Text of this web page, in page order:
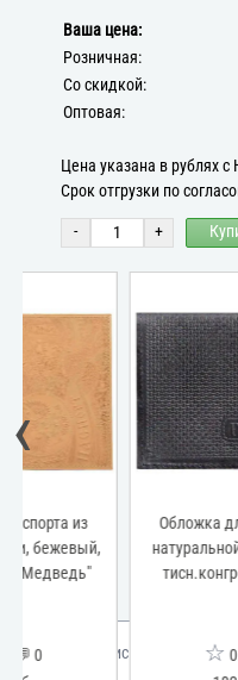
Ваша цена:
Розничная:
Со скидкой:
Оптовая:
Цена указана в рублях
Срок отгрузки по
- +
Обложка для паспорта из
натуральной кожи, черный,
тисн.конгрев"PASSPORT"
☆0.00 💬 0
‹
Мы используем